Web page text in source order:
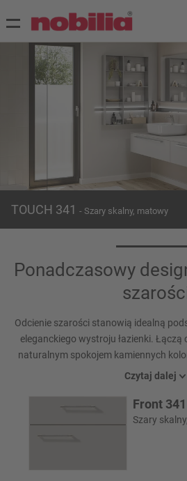
TOUCH 341 - Szary skalny, matowy
Ponadczasowy
Odcienie szarości stanowią idealną
eleganckiego wystroju łazienki. Łączą
naturalnym spokojem kamiennych
atmosferę. Ta koncepcja projektowa
samopoczucia na
Czytaj dalej
Front 341
Szary